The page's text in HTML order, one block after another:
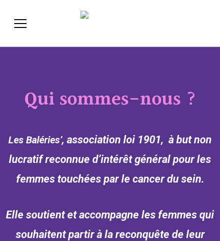
LesBaleries'
Qui sommes-nous ?
Les Baléries’, association loi 1901, à but non
lucratif reconnue d’intérêt général pour les
femmes touchées par le cancer du sein.
Elle soutient et accompagne les femmes qui
souhaitent partir à la reconquête de leur